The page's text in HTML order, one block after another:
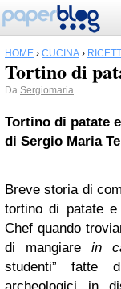
HOME › CUCINA ›
Tortino di
Da Sergiomaria
Tortino di patate
di Sergio Maria
Breve storia di
tortino di patate
Chef quando
di mangiare in
studenti” fatte